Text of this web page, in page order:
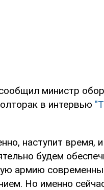
министр
в интервью
наступит время,
будем
армию
Но именно